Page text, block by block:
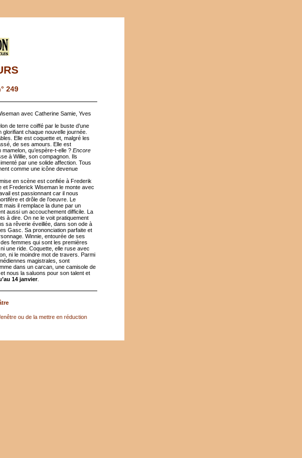
249
avec Catherine Samie, Yves
de terre coiffé par le buste d’une
glorifiant chaque nouvelle journée.
Elle est coquette et, malgré les
de ses amours. Elle est
mamelon, qu’espère-t-elle ? Encore
à Willie, son compagnon. Ils
par une solide affection. Tous
comme une icône devenue
en scène est confiée à Frederik
et Frederick Wiseman le monte avec
est passionnant car il nous
et drôle de l’oeuvre. Le
mais il remplace la dune par un
aussi un accouchement difficile. La
à dire. On ne le voit pratiquement
sa rêverie éveillée, dans son ode à
Gasc. Sa prononciation parfaite et
Winnie, entourée de ses
femmes qui sont les premières
une ride. Coquette, elle ruse avec
ni le moindre mot de travers. Parmi
magistrales, sont
dans un carcan, une camisole de
nous la saluons pour son talent et
14 janvier.
ou de la mettre en réduction